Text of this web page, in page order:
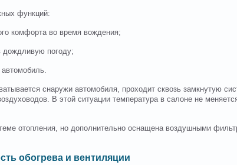
функций:
комфорта во время вождения;
дождливую погоду;
снаружи автомобиля, проходит сквозь замкнутую
В этой ситуации температура в салоне не
отопления, но дополнительно оснащена воздушными
обогрева и вентиляции